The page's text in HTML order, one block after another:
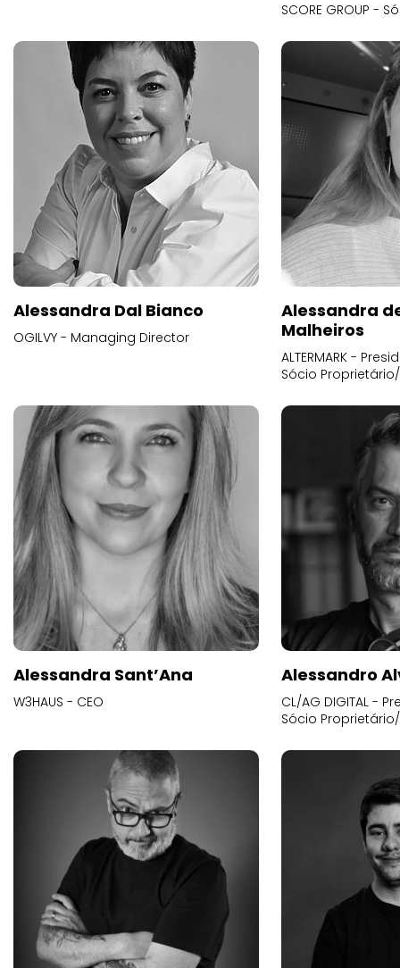
SCORE GROUP -
Alessandra Dal Bianco
OGILVY - Managing Director
Alessandra
Malheiros
ALTERMARK -
Sócio
Alessandra Sant’Ana
W3HAUS - CEO
Alessandro
CL/AG DIGITAL -
Sócio